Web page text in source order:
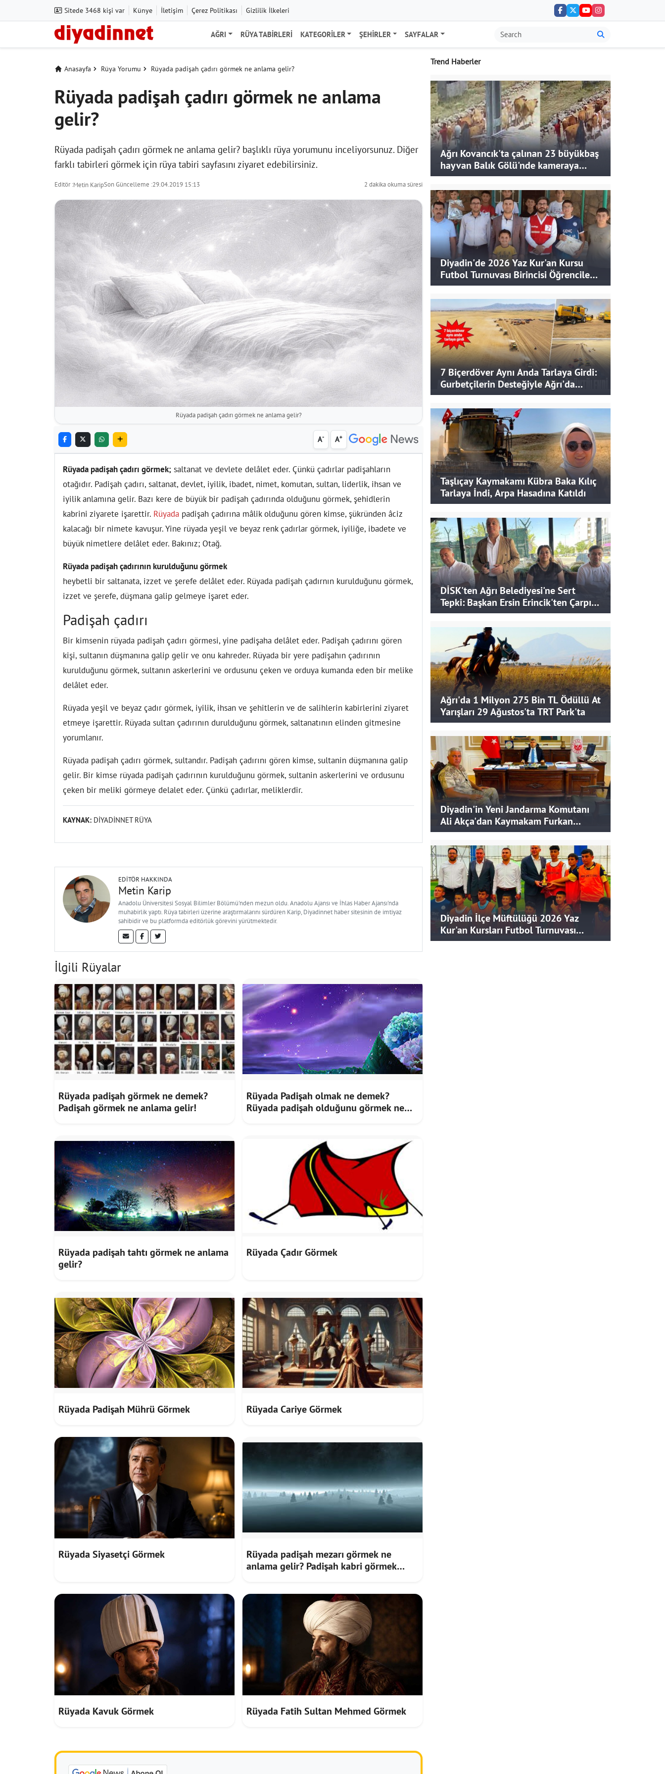
Sitede 3468 kişi var Künye İletişim Çerez Politikası Gizlilik İlkeleri
AĞRI RÜYA TABIRLERI KATEGORILER ŞEHIRLER SAYFALAR
Anasayfa Rüya Yorumu Rüyada padişah çadırı görmek ne anlama gelir?
Rüyada padişah çadırı görmek ne anlama
gelir?
Rüyada padişah çadırı görmek ne anlama gelir? başlıklı rüya yorumunu inceliyorsunuz. Diğer
farklı tabirleri görmek için rüya tabiri sayfasını ziyaret edebilirsiniz.
Editör :Metin KaripSon Güncelleme :29.04.2019 15:13 2 dakika okuma süresi
Rüyada padişah çadırı görmek ne anlama gelir?
A- A+
Rüyada padişah çadırı görmek; saltanat ve devlete delâlet eder. Çünkü çadırlar padişahların
otağıdır. Padişah çadırı, saltanat, devlet, iyilik, ibadet, nimet, komutan, sultan, liderlik, ihsan ve
iyilik anlamına gelir. Bazı kere de büyük bir padişah çadırında olduğunu görmek, şehidlerin
kabrini ziyarete işarettir. Rüyada padişah çadırına mâlik olduğunu gören kimse, şükründen âciz
kalacağı bir nimete kavuşur. Yine rüyada yeşil ve beyaz renk çadırlar görmek, iyiliğe, ibadete ve
büyük nimetlere delâlet eder. Bakınız; Otağ.
Rüyada padişah çadırının kurulduğunu görmek
heybetli bir saltanata, izzet ve şerefe delâlet eder. Rüyada padişah çadırnın kurulduğunu görmek,
izzet ve şerefe, düşmana galip gelmeye işaret eder.
Padişah çadırı
Bir kimsenin rüyada padişah çadırı görmesi, yine padişaha delâlet eder. Padişah çadırını gören
kişi, sultanın düşmanına galip gelir ve onu kahreder. Rüyada bir yere padişahın çadırının
kurulduğunu görmek, sultanın askerlerini ve ordusunu çeken ve orduya kumanda eden bir melike
delâlet eder.
Rüyada yeşil ve beyaz çadır görmek, iyilik, ihsan ve şehitlerin ve de salihlerin kabirlerini ziyaret
etmeye işarettir. Rüyada sultan çadırının durulduğunu görmek, saltanatının elinden gitmesine
yorumlanır.
Rüyada padişah çadırı görmek, sultandır. Padişah çadırını gören kimse, sultanin düşmanına galip
gelir. Bir kimse rüyada padişah çadırının kurulduğunu görmek, sultanin askerlerini ve ordusunu
çeken bir meliki görmeye delalet eder. Çünkü çadırlar, meliklerdir.
KAYNAK: DİYADİNNET RÜYA
EDITÖR HAKKINDA
Metin Karip
Anadolu Üniversitesi Sosyal Bilimler Bölümü'nden mezun oldu. Anadolu Ajansı ve İhlas Haber Ajansı'nda
muhabirlik yaptı. Rüya tabirleri üzerine araştırmalarını sürdüren Karip, Diyadinnet haber sitesinin de imtiyaz
sahibidir ve bu platformda editörlük görevini yürütmektedir.
İlgili Rüyalar
Rüyada padişah görmek ne demek?
Padişah görmek ne anlama gelir!
Rüyada Padişah olmak ne demek?
Rüyada padişah olduğunu görmek ne
Rüyada padişah tahtı görmek ne anlama
gelir?
Rüyada Çadır Görmek
Rüyada Padişah Mührü Görmek Rüyada Cariye Görmek
Rüyada Siyasetçi Görmek
Rüyada padişah mezarı görmek ne
anlama gelir? Padişah kabri görmek
Rüyada Kavuk Görmek Rüyada Fatih Sultan Mehmed Görmek
Trend Haberler
Ağrı Kovancık'ta çalınan 23 büyükbaş
hayvan Balık Gölü'nde kameraya
takıldı
Diyadin'de 2026 Yaz Kur'an Kursu
Futbol Turnuvası Birincisi Öğrencilere
Hediye
7 Biçerdöver Aynı Anda Tarlaya Girdi:
Gurbetçilerin Desteğiyle Ağrı'da
Bereketli Hasat
Taşlıçay Kaymakamı Kübra Baka Kılıç
Tarlaya İndi, Arpa Hasadına Katıldı
DİSK'ten Ağrı Belediyesi'ne Sert
Tepki: Başkan Ersin Erincik'ten Çarpıcı
İddialar
Ağrı'da 1 Milyon 275 Bin TL Ödüllü At
Yarışları 29 Ağustos'ta TRT Park'ta
Diyadin'in Yeni Jandarma Komutanı
Ali Akça'dan Kaymakam Furkan
Korkusuz'a Ziyaret
Diyadin İlçe Müftülüğü 2026 Yaz
Kur'an Kursları Futbol Turnuvası
Tamamlandı